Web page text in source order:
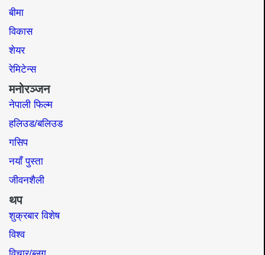
बीमा
विकास
शेयर
रेमिटेन्स
मनोरञ्जन
नेपाली फिल्म
हलिउड/बलिउड
गसिप
नयाँ पुस्ता
जीवनशैली
थप
शुक्रबार विशेष
विश्व